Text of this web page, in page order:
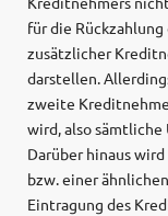
für die
zusätzlicher
darstellen.
zweite
wird, also
Darüber hinaus
bzw. einer
Eintragung des